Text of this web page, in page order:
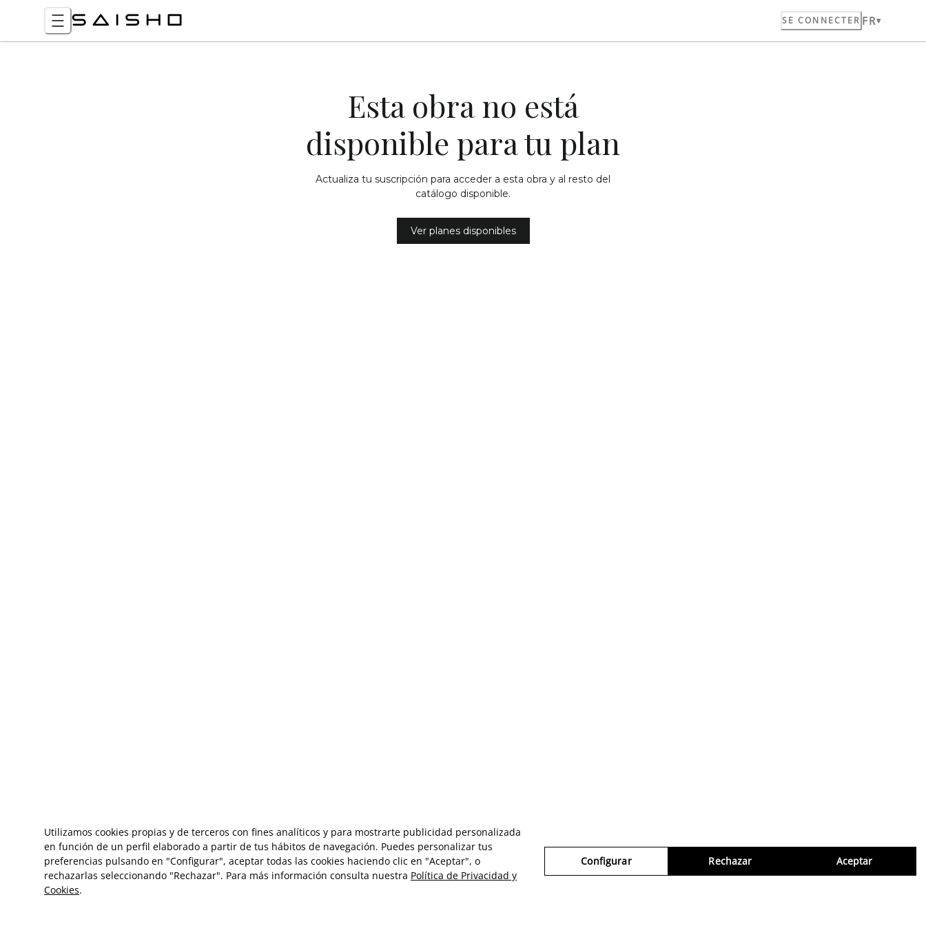
SE CONNECTER FR
Esta obra no está
disponible para tu plan
Actualiza tu suscripción para acceder a esta obra y al resto del
catálogo disponible.
Ver planes disponibles
Utilizamos cookies propias y de terceros con fines analíticos y para mostrarte publicidad personalizada
en función de un perfil elaborado a partir de tus hábitos de navegación. Puedes personalizar tus
preferencias pulsando en "Configurar", aceptar todas las cookies haciendo clic en "Aceptar", o
rechazarlas seleccionando "Rechazar". Para más información consulta nuestra Política de Privacidad y
Cookies.
Configurar Rechazar Aceptar